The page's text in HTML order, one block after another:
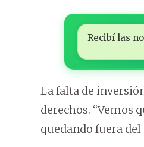
Recibí las
La falta de
derechos. “Vemos
quedando fuera